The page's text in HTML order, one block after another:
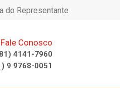
do Representante
Fale Conosco
4141-7960
9 9768-0051